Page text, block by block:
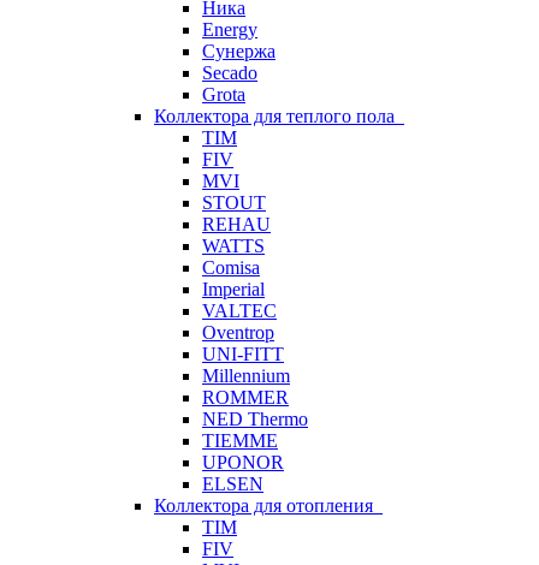
Ника
Energy
Сунержа
Secado
Grota
Коллектора для теплого пола
TIM
FIV
MVI
STOUT
REHAU
WATTS
Comisa
Imperial
VALTEC
Oventrop
UNI-FITT
Millennium
ROMMER
NED Thermo
TIEMME
UPONOR
ELSEN
Коллектора для отопления
TIM
FIV